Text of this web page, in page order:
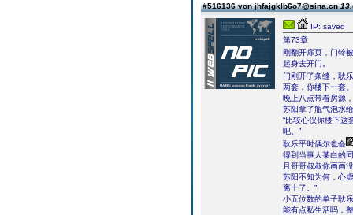
#516136 von jhfajgklb6o7@sina.cn
IP: saved
第73章
刚翻开扉页，门铃
起身去开门。
门刚开了条缝，耿
两套，你楼下一套。
晚上八点带看房源
苏阳拿了瓶气泡水
“比较心仪你楼下这
吧。”
耿乐平时偶尔也会
得到当事人某白的
且哥哥叔叔你画画
苏阳不知为何，心
离十了。”
小五位数的单子耿
能有点私生活吗，